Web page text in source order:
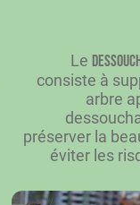
Le
consiste à
arbre
préserver la
éviter les